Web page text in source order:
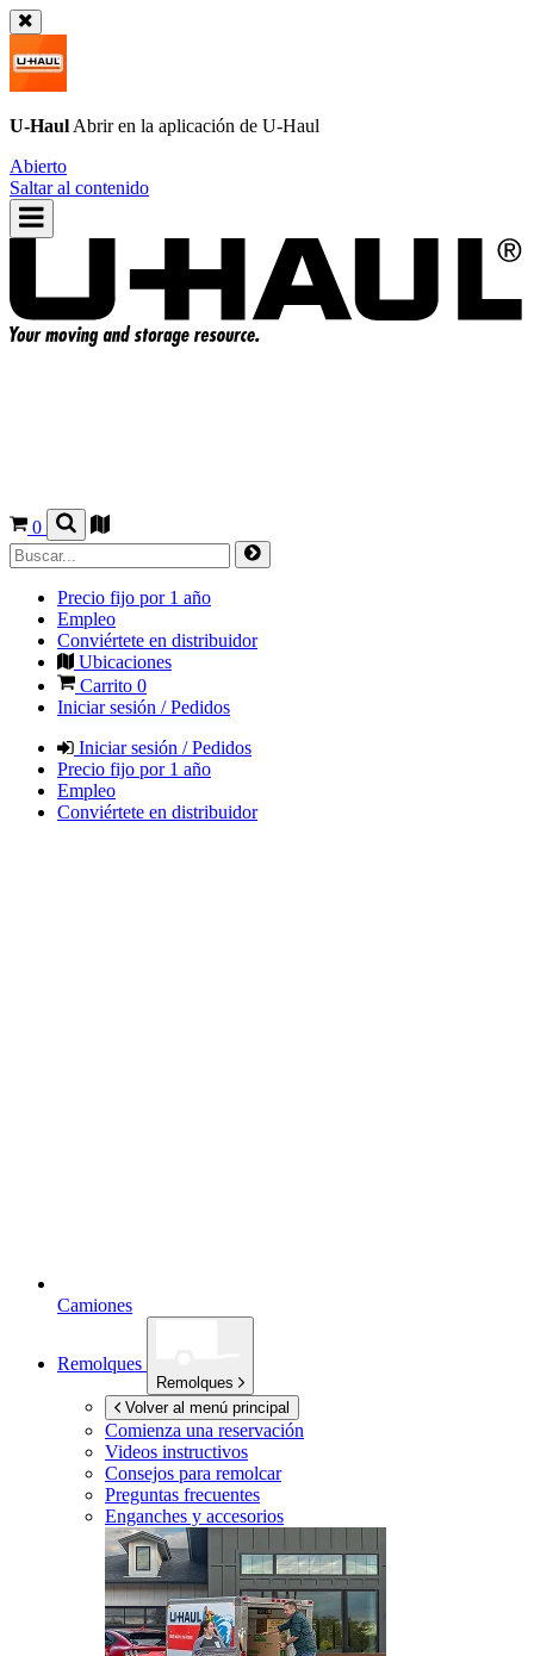
U-Haul Abrir en la aplicación de U-Haul
Abierto
Saltar al contenido
0
Precio fijo por 1 año
Empleo
Conviértete en distribuidor
Ubicaciones
Carrito 0
Iniciar sesión / Pedidos
Iniciar sesión / Pedidos
Precio fijo por 1 año
Empleo
Conviértete en distribuidor
Camiones
Remolques
Remolques
Volver al menú principal
Comienza una reservación
Videos instructivos
Consejos para remolcar
Preguntas frecuentes
Enganches y accesorios